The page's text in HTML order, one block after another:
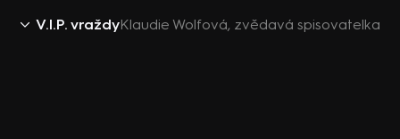
V.I.P. vraždyKlaudie Wolfová, zvědavá spisovatelka